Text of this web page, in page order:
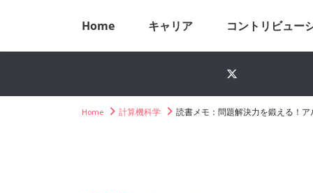
Home キャリア コントリビュー
Home 計算機科学 読書メモ：問題解決力を鍛える！